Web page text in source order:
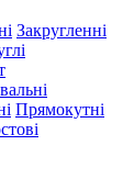
Закругленні
Прямокутні